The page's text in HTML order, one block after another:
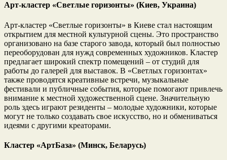
Арт-кластер «Светлые горизонты» (Киев, Украина)
Арт-кластер «Светлые горизонты» в Киеве стал настоящим
открытием для местной культурной сцены. Это пространство
организовано на базе старого завода, который был полностью
переоборудован для нужд современных художников. Кластер
предлагает широкий спектр помещений – от студий для
работы до галерей для выставок. В «Светлых горизонтах»
также проводятся креативные встречи, музыкальные
фестивали и публичные события, которые помогают привлечь
внимание к местной художественной сцене. Значительную
роль здесь играют резиденты – молодые художники, которые
могут не только создавать свое искусство, но и обмениваться
идеями с другими креаторами.
Кластер «АртБаза» (Минск, Беларусь)